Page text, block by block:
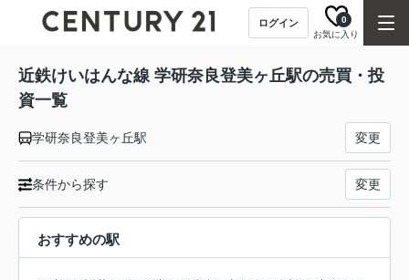
ログイン
お気に入り
0
近鉄けいはんな線 学研奈良登美ヶ丘駅の売買・投
資一覧
学研奈良登美ヶ丘駅 変更
条件から探す 変更
おすすめの駅